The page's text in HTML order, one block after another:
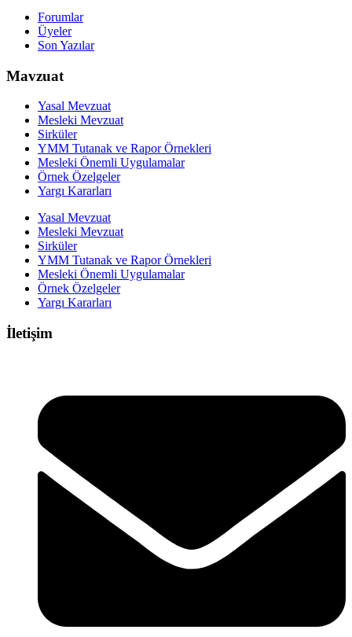
Forumlar
Üyeler
Son Yazılar
Mavzuat
Yasal Mevzuat
Mesleki Mevzuat
Sirküler
YMM Tutanak ve Rapor Örnekleri
Mesleki Önemli Uygulamalar
Örnek Özelgeler
Yargı Kararları
Yasal Mevzuat
Mesleki Mevzuat
Sirküler
YMM Tutanak ve Rapor Örnekleri
Mesleki Önemli Uygulamalar
Örnek Özelgeler
Yargı Kararları
İletişim